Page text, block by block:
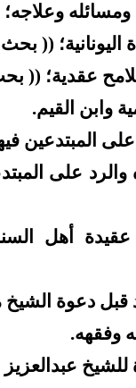
ومسائله
اليونانية؛ ((
عقدية؛ ((
وابن القيم.
على المبتدعين
والرد على
أهل
قبل دعوة
وفقهه.
عبدالعزيز